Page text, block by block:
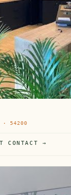
· 54200
CONTACT →